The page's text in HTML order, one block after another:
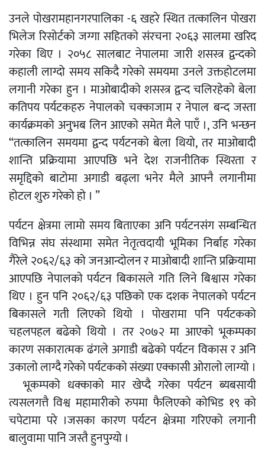
उनले पोखरामहानगरपालिका -६ खहरे स्थित तत्कालिन पोखरा
भिलेज रिसोर्टको जग्गा सहितको संरचना २०६३ सालमा खरिद
गरेका थिए । २०५८ सालबाट नेपालमा जारी शसस्त्र द्वन्दको
कहाली लाग्दो समय सकिदै गरेको समयमा उनले उक्तहोटलमा
लगानी गरेका हुन । माओबादीको शसस्त्र द्वन्द चलिरहेको बेला
कतिपय पर्यटकहरु नेपालको चक्काजाम र नेपाल बन्द जस्ता
कार्यक्रमको अनुभब लिन आएको समेत मैले पाएँ ।, उनि भन्छन
“तत्कालिन समयमा द्वन्द पर्यटनको बेला थियो, तर माओबादी
शान्ति प्रक्रियामा आएपछि भने देश राजनीतिक स्थिरता र
समृद्दिको बाटोमा अगाडी बढ्ला भनेर मैले आफ्नै लगानीमा
होटल शुरु गरेको हो । ”
पर्यटन क्षेत्रमा लामो समय बिताएका अनि पर्यटनसंग सम्बन्धित
विभिन्न संघ संस्थामा समेत नेतृत्वदायी भूमिका निर्बाह गरेका
गैरेले २०६२/६३ को जनआन्दोलन र माओबादी शान्ति प्रक्रियामा
आएपछि नेपालको पर्यटन बिकासले गति लिने बिश्वास गरेका
थिए । हुन पनि २०६२/६३ पछिको एक दशक नेपालको पर्यटन
बिकासले गती लिएको थियो । पोखरामा पनि पर्यटकको
चहलपहल बढेको थियो । तर २०७२ मा आएको भूकम्पका
कारण सकारात्मक ढंगले अगाडी बढेको पर्यटन विकास र अनि
उकालो लाग्दै गरेको पर्यटकको संख्या एक्कासी ओरालो लाग्यो ।
भूकम्पको धक्काको मार खेप्दै गरेका पर्यटन ब्यबसायी
त्यसलगत्तै विश्व महामारीको रुपमा फैलिएको कोभिड १९ को
चपेटामा परे ।जसका कारण पर्यटन क्षेत्रमा गरिएको लगानी
बालुवामा पानि जस्तै हुनपुग्यो ।